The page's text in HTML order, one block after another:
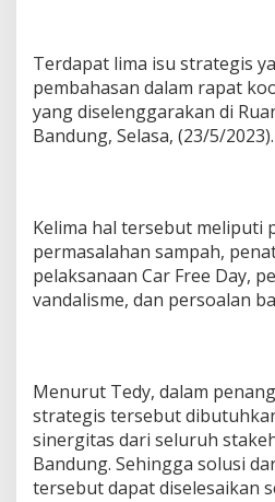
o
l
i
d
a
i
M
a
a
h
K
o
t
a
Terdapat lima isu strategis
pembahasan dalam rapat
yang diselenggarakan di
Bandung, Selasa, (23/5/2023).
Kelima hal tersebut meliputi
permasalahan sampah,
pelaksanaan Car Free Day,
vandalisme, dan persoalan
Menurut Tedy, dalam
strategis tersebut
sinergitas dari seluruh
Bandung. Sehingga solusi
tersebut dapat diselesaikan